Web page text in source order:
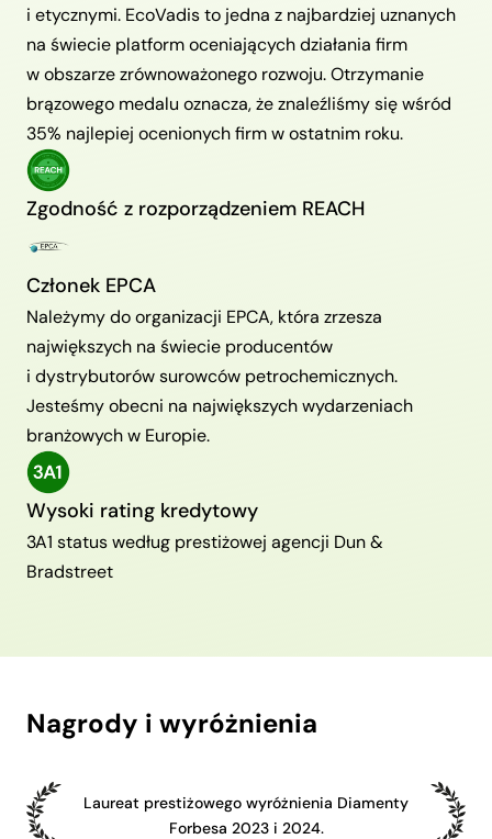
i etycznymi. EcoVadis to jedna z najbardziej uznanych
na świecie platform oceniających działania firm
w obszarze zrównoważonego rozwoju. Otrzymanie
brązowego medalu oznacza, że znaleźliśmy się wśród
35% najlepiej ocenionych firm w ostatnim roku.
Zgodność z rozporządzeniem REACH
Członek EPCA
Należymy do organizacji EPCA, która zrzesza
największych na świecie producentów
i dystrybutorów surowców petrochemicznych.
Jesteśmy obecni na największych wydarzeniach
branżowych w Europie.
Wysoki rating kredytowy
3A1 status według prestiżowej agencji Dun &
Bradstreet
Nagrody i wyróżnienia
Laureat prestiżowego wyróżnienia Diamenty
Forbesa 2023 i 2024.